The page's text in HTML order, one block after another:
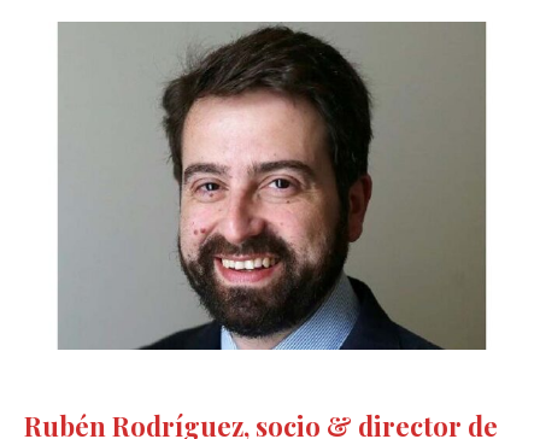
Rubén Rodríguez, socio & director de